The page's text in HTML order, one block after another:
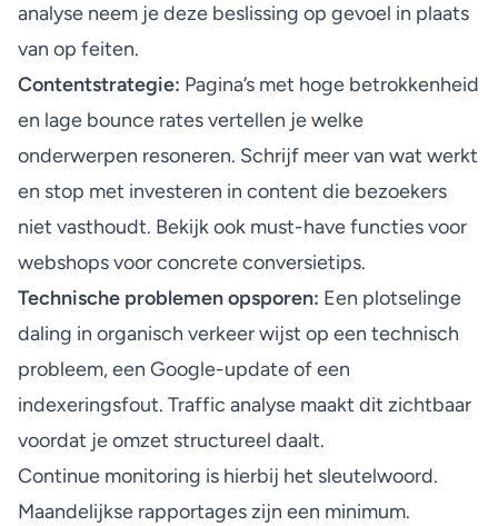
analyse neem je deze beslissing op gevoel in plaats
van op feiten.
Contentstrategie: Pagina’s met hoge betrokkenheid
en lage bounce rates vertellen je welke
onderwerpen resoneren. Schrijf meer van wat werkt
en stop met investeren in content die bezoekers
niet vasthoudt. Bekijk ook must-have functies voor
webshopsvoor concrete conversietips.
Technische problemen opsporen: Een plotselinge
daling in organisch verkeer wijst op een technisch
probleem, een Google-update of een
indexeringsfout. Traffic analyse maakt dit zichtbaar
voordat je omzet structureel daalt.
Continue monitoring is hierbij het sleutelwoord.
Maandelijkse rapportages zijn een minimum.